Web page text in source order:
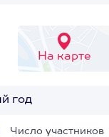
На карте
год
Число участников